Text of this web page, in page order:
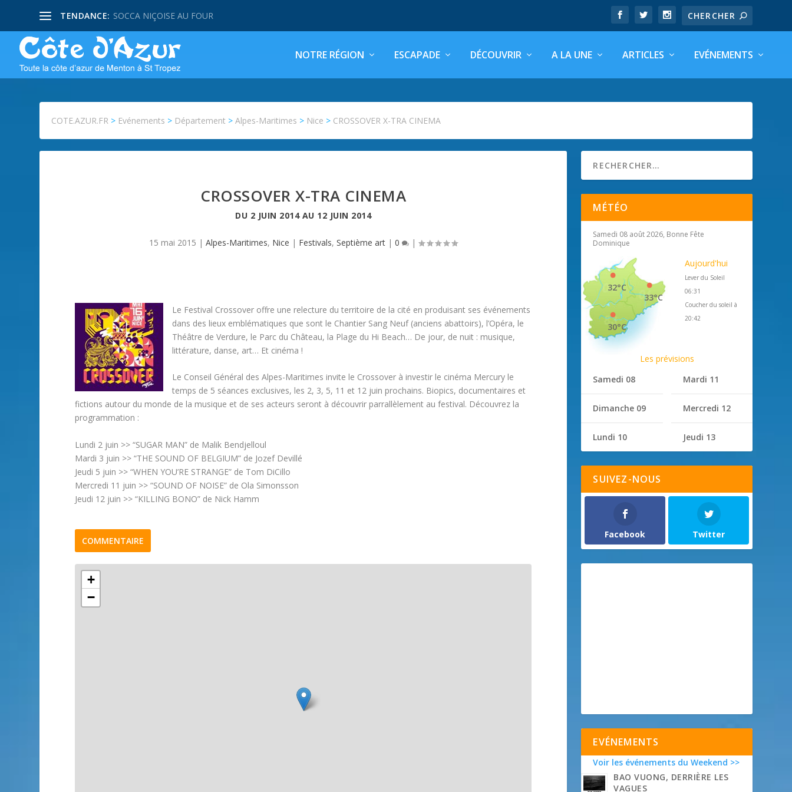
TENDANCE: SOCCA NIÇOISE AU FOUR
NOTRE RÉGION ESCAPADE DÉCOUVRIR A LA UNE ARTICLES EVÉNEMENTS
COTE.AZUR.FR > Evénements > Département >Alpes-Maritimes > Nice > CROSSOVER X-TRA CINEMA
CROSSOVER X-TRA CINEMA
DU 2 JUIN 2014AU 12 JUIN 2014
15 mai 2015 |Alpes-Maritimes, Nice | Festivals,Septième art |0 |
Le Festival Crossover offre une relecture du territoire de la cité en produisant ses événements
dans des lieux emblématiques que sont le Chantier Sang Neuf (anciens abattoirs), l’Opéra, le
Théâtre de Verdure, le Parc du Château, la Plage du Hi Beach… De jour, de nuit : musique,
littérature, danse, art… Et cinéma !
Le Conseil Général des Alpes-Maritimes invite le Crossover à investir le cinéma Mercury le
temps de 5 séances exclusives, les 2, 3, 5, 11 et 12 juin prochains. Biopics, documentaires et
fictions autour du monde de la musique et de ses acteurs seront à découvrir parrallèlement au festival. Découvrez la
programmation :
Lundi 2 juin >> “SUGAR MAN” de Malik Bendjelloul
Mardi 3 juin >> “THE SOUND OF BELGIUM” de Jozef Devillé
Jeudi 5 juin >> “WHEN YOU’RE STRANGE” de Tom DiCillo
Mercredi 11 juin >> “SOUND OF NOISE” de Ola Simonsson
Jeudi 12 juin >> “KILLING BONO” de Nick Hamm
COMMENTAIRE
+
−
MÉTÉO
Samedi 08 août 2026, Bonne Fête
Dominique
33°C
32°C
30°C
Aujourd'hui
Lever du Soleil
06:31
Coucher du soleil à
20:42
Les prévisions
Samedi 08
Dimanche 09
Lundi 10
Mardi 11
Mercredi 12
Jeudi 13
SUIVEZ-NOUS
Facebook Twitter
EVÉNEMENTS
Voir les événements du Weekend >>
BAO VUONG, DERRIÈRE LES
VAGUES